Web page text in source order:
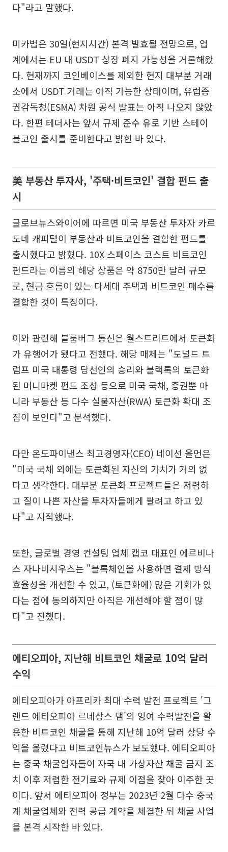
다"라고 말했다.
미카법은 30일(현지시간) 본격 발효될 전망으로, 업
계에서는 EU 내 USDT 상장 폐지 가능성을 거론해왔
다. 현재까지 코인베이스를 제외한 현지 대부분 거래
소에서 USDT 거래는 아직 가능한 상태이며, 유럽증
권감독청(ESMA) 차원 공식 발표는 아직 나오지 않았
다. 한편 테더사는 앞서 규제 준수 유로 기반 스테이
블코인 출시를 준비한다고 밝힌 바 있다.
美 부동산 투자사, '주택·비트코인' 결합 펀드 출
시
글로브뉴스와이어에 따르면 미국 부동산 투자자 카르
도네 캐피털이 부동산과 비트코인을 결합한 펀드를
출시했다고 밝혔다. 10X 스페이스 코스트 비트코인
펀드라는 이름의 해당 상품은 약 8750만 달러 규모
로, 현금 흐름이 있는 다세대 주택과 비트코인 매수를
결합한 것이 특징이다.
이와 관련해 블룸버그 통신은 월스트리트에서 토큰화
가 유행어가 됐다고 전했다. 해당 매체는 "도널드 트
럼프 미국 대통령 당선인의 승리와 블랙록의 토큰화
된 머니마켓 펀드 조성 등으로 미국 국채, 증권뿐 아
니라 부동산 등 다수 실물자산(RWA) 토큰화 확대 조
짐이 보인다"고 분석했다.
다만 온도파이낸스 최고경영자(CEO) 네이선 올먼은
"미국 국채 외에는 토큰화된 자산의 가치가 거의 없
다고 생각한다. 대부분 토큰화 프로젝트들은 저렴하
고 질이 나쁜 자산을 투자자들에게 팔려고 하고 있
다"고 지적했다.
또한, 글로벌 경영 컨설팅 업체 캡코 대표인 에르비나
스 자나비시우스는 "블록체인을 사용하면 결제 방식
효율성을 개선할 수 있고, (토큰화에) 많은 기회가 있
다는 점에 동의하지만 아직은 개선해야 할 점이 많
다"고 전했다.
에티오피아, 지난해 비트코인 채굴로 10억 달러
수익
에티오피아가 아프리카 최대 수력 발전 프로젝트 '그
랜드 에티오피아 르네상스 댐'의 잉여 수력발전을 활
용한 비트코인 채굴을 통해 지난해 10억 달러 상당 수
익을 올렸다고 비트코인뉴스가 보도했다. 에티오피아
는 중국 채굴업자들이 자국 내 가상자산 채굴 금지 조
치 이후 저렴한 전기료와 규제 이점을 찾아 이주한 곳
이다. 앞서 에티오피아 정부는 2023년 2월 다수 중국
계 채굴업체와 전력 공급 계약을 체결한 뒤 채굴 사업
을 본격 시작한 바 있다.